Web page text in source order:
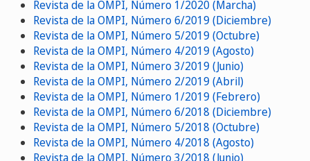
Revista de la OMPI, Número 1/2020 (Marcha)
Revista de la OMPI, Número 6/2019 (Diciembre)
Revista de la OMPI, Número 5/2019 (Octubre)
Revista de la OMPI, Número 4/2019 (Agosto)
Revista de la OMPI, Número 3/2019 (Junio)
Revista de la OMPI, Número 2/2019 (Abril)
Revista de la OMPI, Número 1/2019 (Febrero)
Revista de la OMPI, Número 6/2018 (Diciembre)
Revista de la OMPI, Número 5/2018 (Octubre)
Revista de la OMPI, Número 4/2018 (Agosto)
Revista de la OMPI, Número 3/2018 (Junio)